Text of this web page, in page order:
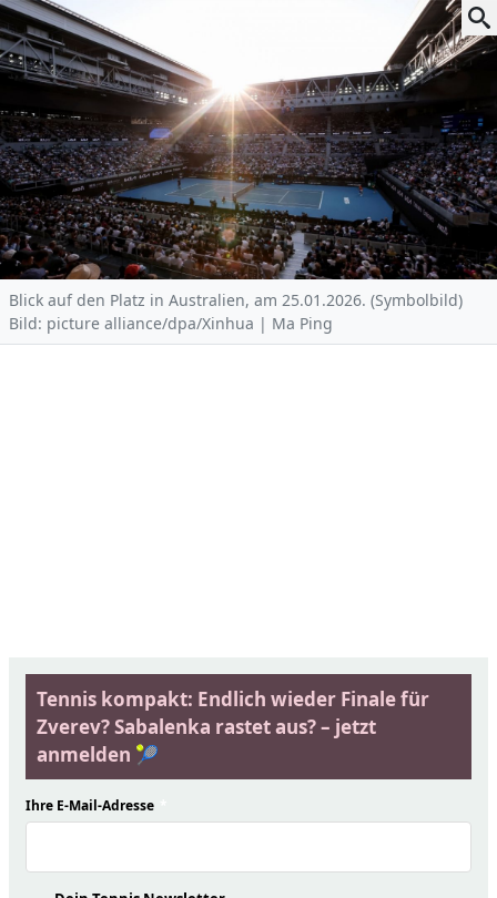
Blick auf den Platz in Australien, am 25.01.2026. (Symbolbild)
Bild: picture alliance/dpa/Xinhua | Ma Ping
Tennis kompakt: Endlich wieder Finale für
Zverev? Sabalenka rastet aus? – jetzt
anmelden 🎾
Ihre E-Mail-Adresse